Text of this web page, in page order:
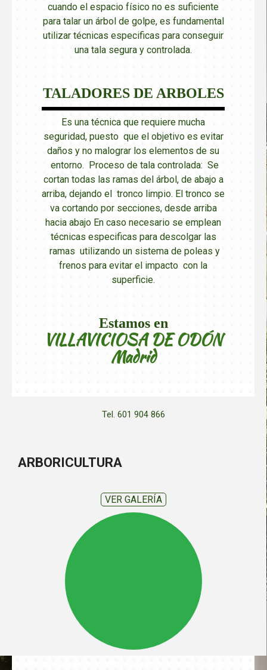
cuando el espacio físico no es suficiente
para talar un árbol de golpe, es fundamental
utilizar técnicas especificas para conseguir
una tala segura y controlada.
TALADORES DE ARBOLES
Es una técnica que requiere mucha
seguridad, puesto que el objetivo es evitar
daños y no malograr los elementos de su
entorno. Proceso de tala controlada: Se
cortan todas las ramas del árbol, de abajo a
arriba, dejando el tronco limpio. El tronco se
va cortando por secciones, desde arriba
hacia abajo En caso necesario se emplean
técnicas especificas para descolgar las
ramas utilizando un sistema de poleas y
frenos para evitar el impacto con la
superficie.
Estamos en
VILLAVICIOSA DE ODÓN
Madrid
Tel. 601 904 866
ARBORICULTURA
VER GALERÍA